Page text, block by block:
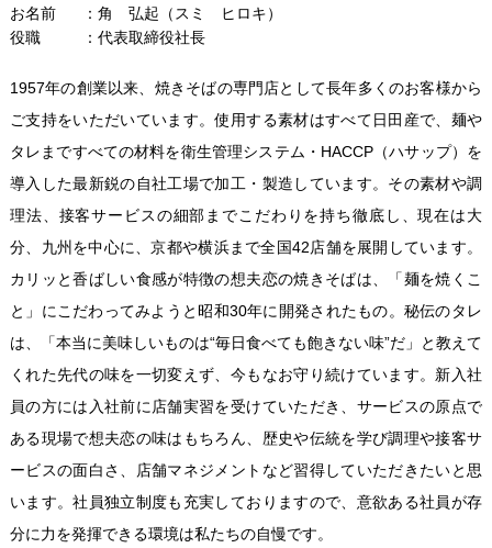
お名前
角 弘起（スミ ヒロキ）
役職
代表取締役社長
1957年の創業以来、焼きそばの専門店として長年多くのお客様から
ご支持をいただいています。使用する素材はすべて日田産で、麺や
タレまですべての材料を衛生管理システム・HACCP（ハサップ）を
導入した最新鋭の自社工場で加工・製造しています。その素材や調
理法、接客サービスの細部までこだわりを持ち徹底し、現在は大
分、九州を中心に、京都や横浜まで全国42店舗を展開しています。
カリッと香ばしい食感が特徴の想夫恋の焼きそばは、「麺を焼くこ
と」にこだわってみようと昭和30年に開発されたもの。秘伝のタレ
は、「本当に美味しいものは“毎日食べても飽きない味”だ」と教えて
くれた先代の味を一切変えず、今もなお守り続けています。新入社
員の方には入社前に店舗実習を受けていただき、サービスの原点で
ある現場で想夫恋の味はもちろん、歴史や伝統を学び調理や接客サ
ービスの面白さ、店舗マネジメントなど習得していただきたいと思
います。社員独立制度も充実しておりますので、意欲ある社員が存
分に力を発揮できる環境は私たちの自慢です。